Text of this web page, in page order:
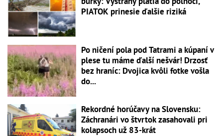
PIATOK prinesie ďalšie riziká
Po ničení pola pod Tatrami a kúpaní v
plese tu máme ďalší nešvár! Drzosť
bez hraníc: Dvojica kvôli fotke vošla
do...
Rekordné horúčavy na Slovensku:
Záchranári vo štvrtok zasahovali pri
kolapsoch už 83-krát